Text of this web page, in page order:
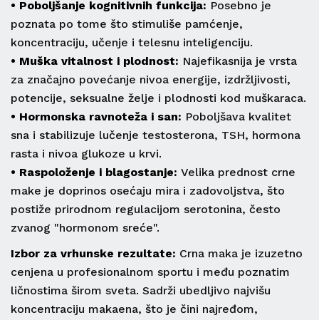
• Poboljšanje kognitivnih funkcija: Posebno je
poznata po tome što stimuliše pamćenje,
koncentraciju, učenje i telesnu inteligenciju.
• Muška vitalnost i plodnost: Najefikasnija je vrsta
za značajno povećanje nivoa energije, izdržljivosti,
potencije, seksualne želje i plodnosti kod muškaraca.
• Hormonska ravnoteža i san: Poboljšava kvalitet
sna i stabilizuje lučenje testosterona, TSH, hormona
rasta i nivoa glukoze u krvi.
• Raspoloženje i blagostanje: Velika prednost crne
make je doprinos osećaju mira i zadovoljstva, što
postiže prirodnom regulacijom serotonina, često
zvanog "hormonom sreće".
Izbor za vrhunske rezultate: Crna maka je izuzetno
cenjena u profesionalnom sportu i među poznatim
ličnostima širom sveta. Sadrži ubedljivo najvišu
koncentraciju makaena, što je čini najređom,